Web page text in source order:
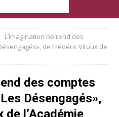
L’imagination ne rend des
de Frédéric Vitoux de
des comptes
Désengagés»,
l’Académie